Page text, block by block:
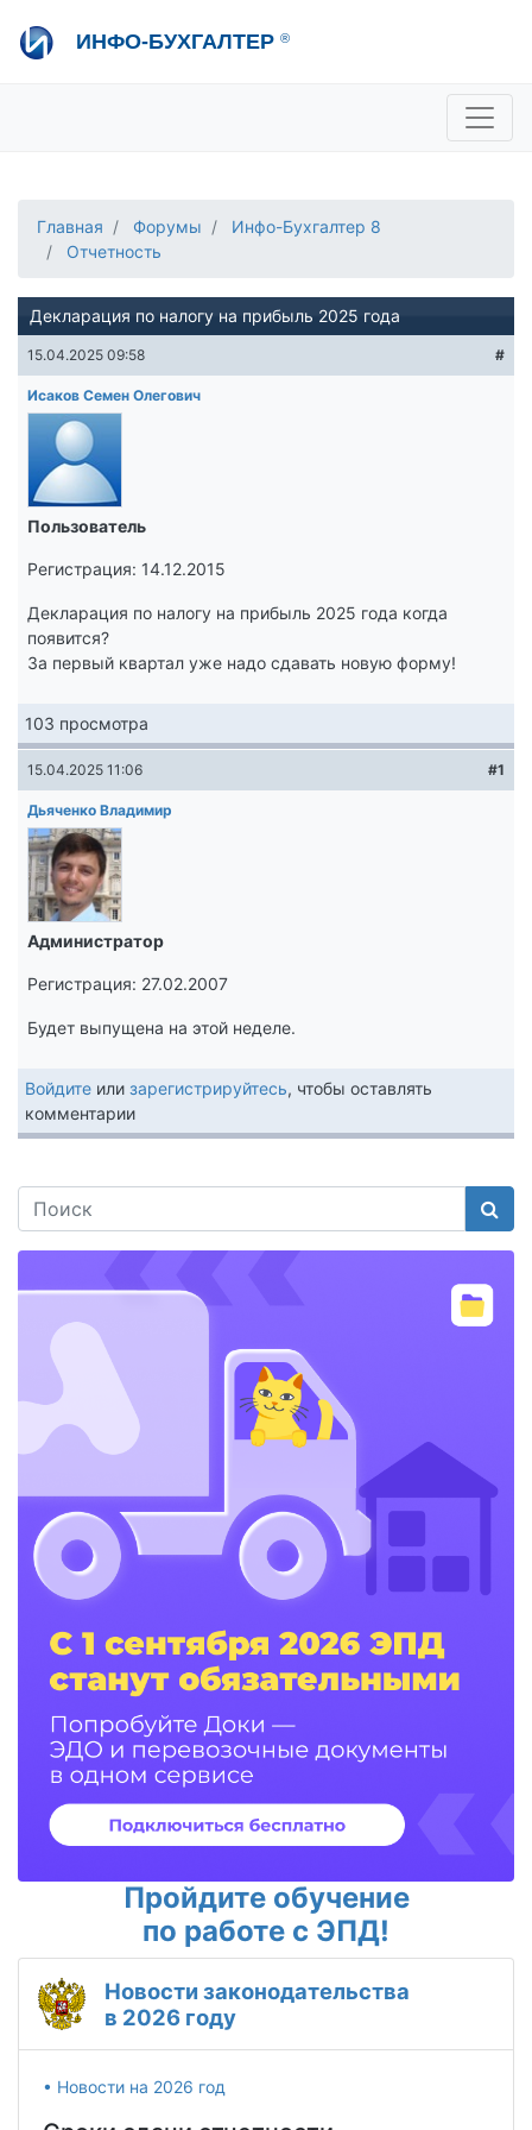
ИНФО-БУХГАЛТЕР ®
Отдел продаж
Консультации
Главная Форумы
Инфо-Бухгалтер 8
Отчетность
Декларация по налогу на прибыль 2025 года
15.04.2025 09:58 #
Исаков Семен Олегович
Пользователь
Регистрация: 14.12.2015
Декларация по налогу на прибыль 2025 года когда
появится?
За первый квартал уже надо сдавать новую форму!
103 просмотра
15.04.2025 11:06 #1
Дьяченко Владимир
Администратор
Регистрация: 27.02.2007
Будет выпущена на этой неделе.
Войдите или зарегистрируйтесь, чтобы оставлять
комментарии
Пройдите обучение
по работе с ЭПД!
Новости законодательства
в 2026 году
• Новости на 2026 год